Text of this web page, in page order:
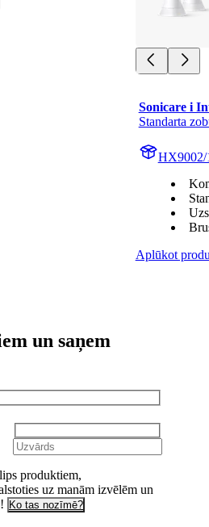
Sonicare i
Standarta
HX9002/
Aplūkot
un saņem
produktiem,
uz manām izvēlēm un
Ko tas nozīmē?